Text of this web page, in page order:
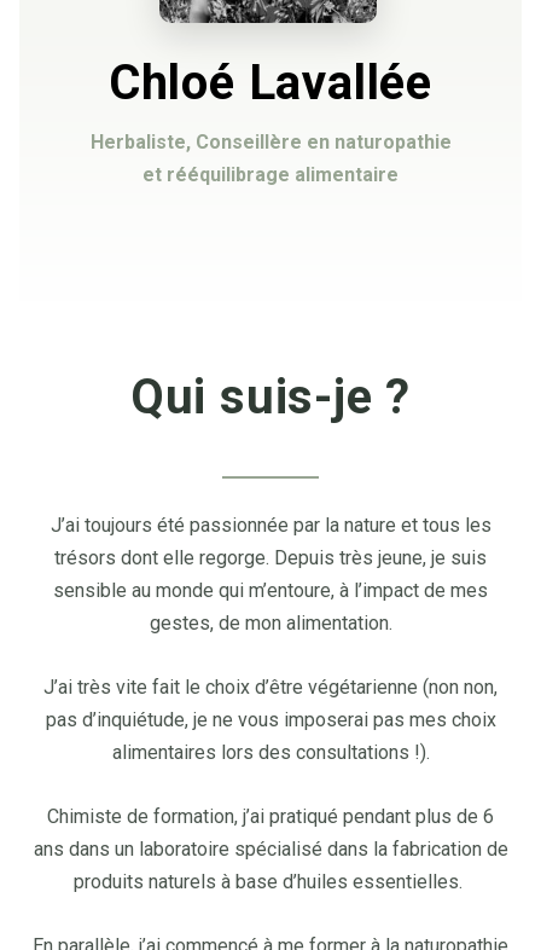
Chloé Lavallée
Herbaliste, Conseillère en naturopathie
et rééquilibrage alimentaire
Qui suis-je ?
J’ai toujours été passionnée par la nature et tous les
trésors dont elle regorge. Depuis très jeune, je suis
sensible au monde qui m’entoure, à l’impact de mes
gestes, de mon alimentation.
J’ai très vite fait le choix d’être végétarienne (non non,
pas d’inquiétude, je ne vous imposerai pas mes choix
alimentaires lors des consultations !).
Chimiste de formation, j’ai pratiqué pendant plus de 6
ans dans un laboratoire spécialisé dans la fabrication de
produits naturels à base d’huiles essentielles.